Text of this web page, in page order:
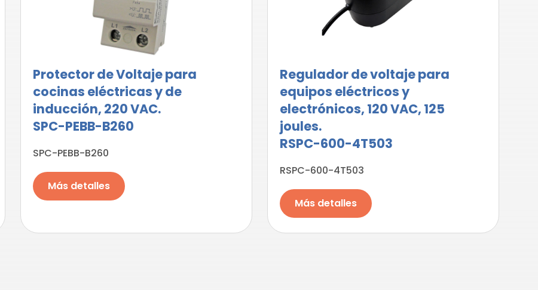
Protector de Voltaje para
cocinas eléctricas y de
inducción, 220 VAC.
SPC-PEBB-B260
SPC-PEBB-B260
Más detalles
Regulador de voltaje para
equipos eléctricos y
electrónicos, 120 VAC, 125
joules.
RSPC-600-4T503
RSPC-600-4T503
Más detalles